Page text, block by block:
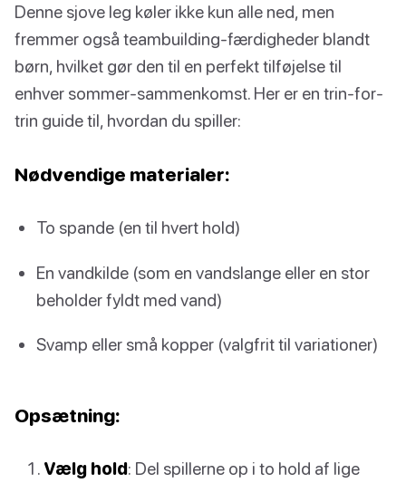
Denne sjove leg køler ikke kun alle ned, men
fremmer også teambuilding-færdigheder blandt
børn, hvilket gør den til en perfekt tilføjelse til
enhver sommer-sammenkomst. Her er en trin-for-
trin guide til, hvordan du spiller:
Nødvendige materialer:
To spande (en til hvert hold)
En vandkilde (som en vandslange eller en stor
beholder fyldt med vand)
Svamp eller små kopper (valgfrit til variationer)
Opsætning:
Vælg hold: Del spillerne op i to hold af lige